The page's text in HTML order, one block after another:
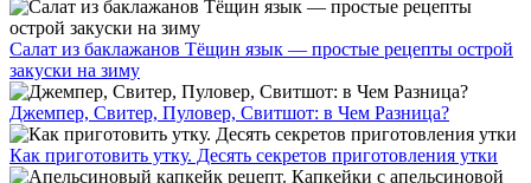
Салат из баклажанов Тёщин язык — простые рецепты острой
закуски на зиму
Джемпер, Свитер, Пуловер, Свитшот: в Чем Разница?
Как приготовить утку. Десять секретов приготовления утки